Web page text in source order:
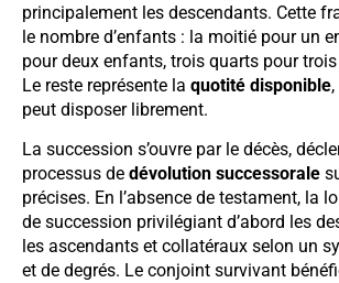
principalement les descendants. Cette
le nombre d’enfants : la moitié pour un
pour deux enfants, trois quarts pour
Le reste représente la quotité disponible
peut disposer librement.
La succession s’ouvre par le décès,
processus de dévolution successorale
précises. En l’absence de testament, la
de succession privilégiant d’abord les
les ascendants et collatéraux selon un
et de degrés. Le conjoint survivant